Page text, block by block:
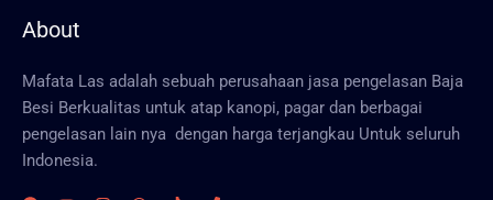
About
Mafata Las adalah sebuah perusahaan jasa pengelasan Baja
Besi Berkualitas untuk atap kanopi, pagar dan berbagai
pengelasan lain nya dengan harga terjangkau Untuk seluruh
Indonesia.